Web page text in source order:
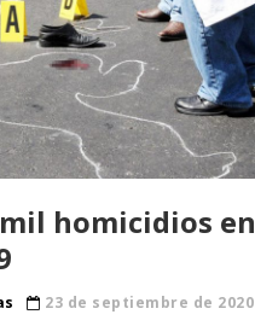
homicidios en
23 de septiembre de 2020